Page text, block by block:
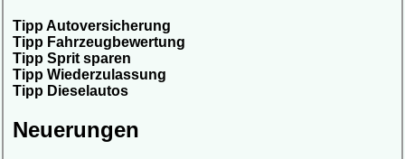
Tipp Autoversicherung
Tipp Fahrzeugbewertung
Tipp Sprit sparen
Tipp Wiederzulassung
Tipp Dieselautos
Neuerungen